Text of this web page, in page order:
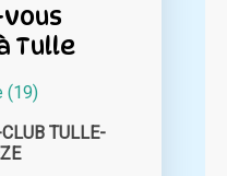
Tulle
(19)
TULLE-